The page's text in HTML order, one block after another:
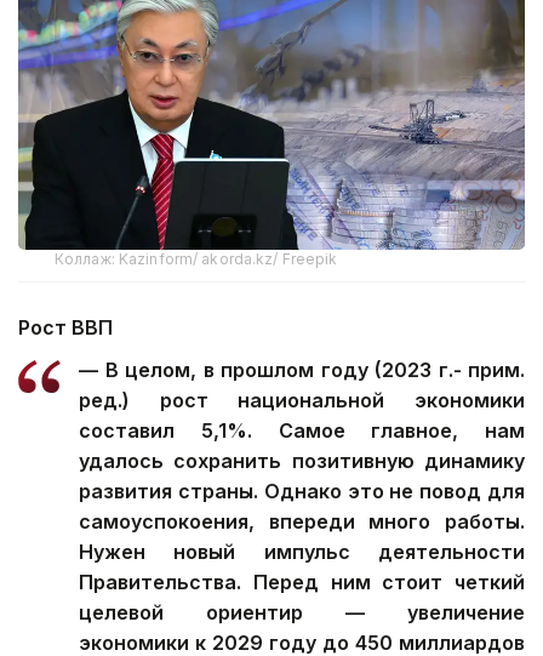
Коллаж: Kazinform/ akorda.kz/ Freepik
Рост ВВП
— В целом, в прошлом году (2023 г.- прим.
ред.) рост национальной экономики
составил 5,1%. Самое главное, нам
удалось сохранить позитивную динамику
развития страны. Однако это не повод для
самоуспокоения, впереди много работы.
Нужен новый импульс деятельности
Правительства. Перед ним стоит четкий
целевой ориентир — увеличение
экономики к 2029 году до 450 миллиардов